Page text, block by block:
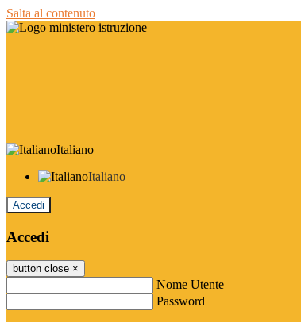
Salta al contenuto
Italiano
Italiano
Accedi
Accedi
button close ×
Nome Utente
Password